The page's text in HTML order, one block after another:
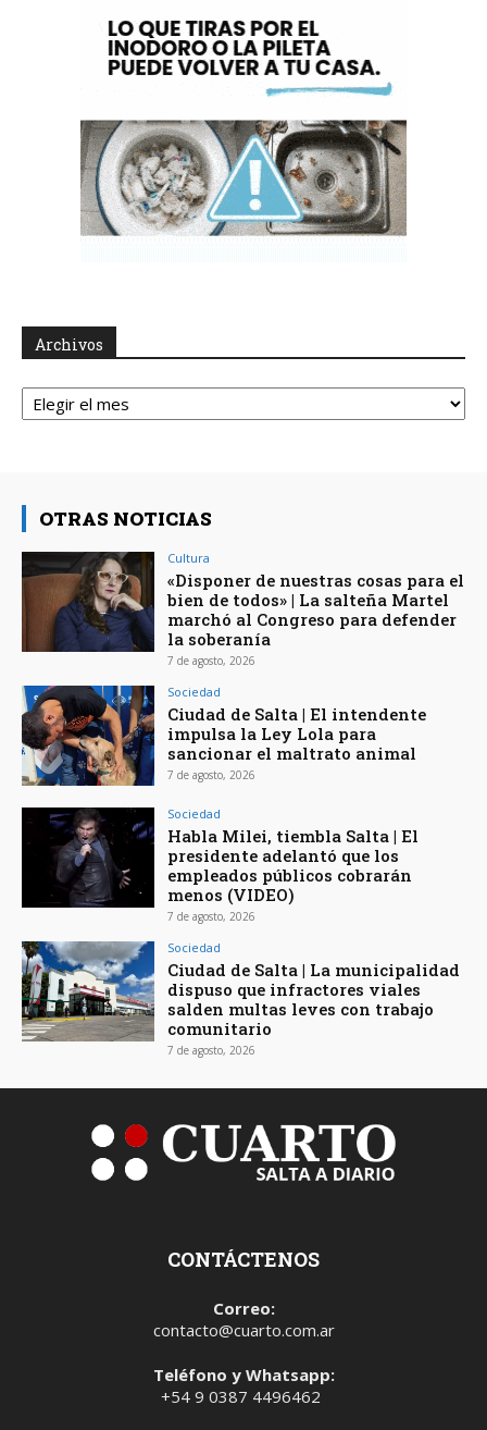
Archivos
Archivos
OTRAS NOTICIAS
Cultura
«Disponer de nuestras cosas para el
bien de todos» | La salteña Martel
marchó al Congreso para defender
la soberanía
7 de agosto, 2026
Sociedad
Ciudad de Salta | El intendente
impulsa la Ley Lola para
sancionar el maltrato animal
7 de agosto, 2026
Sociedad
Habla Milei, tiembla Salta | El
presidente adelantó que los
empleados públicos cobrarán
menos (VIDEO)
7 de agosto, 2026
Sociedad
Ciudad de Salta | La municipalidad
dispuso que infractores viales
salden multas leves con trabajo
comunitario
7 de agosto, 2026
CONTÁCTENOS
Correo:
contacto@cuarto.com.ar
Teléfono y Whatsapp:
+54 9 0387 4496462